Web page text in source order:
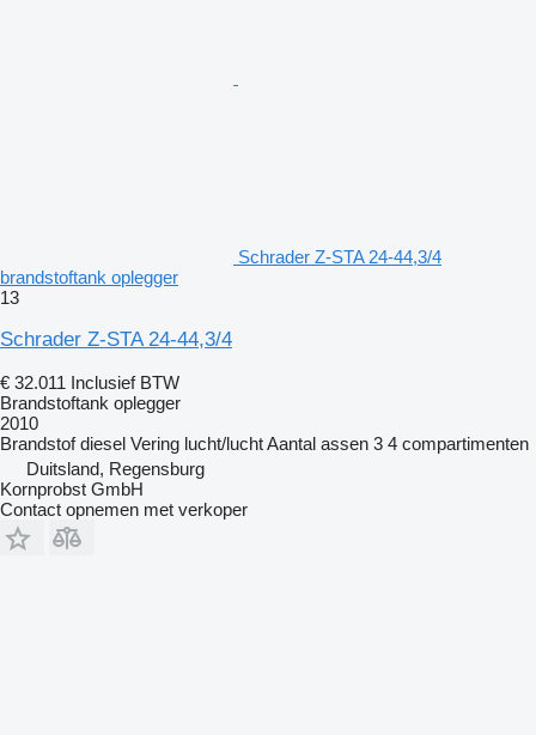
Schrader Z-STA 24-44,3/4
brandstoftank oplegger
13
Schrader Z-STA 24-44,3/4
€ 32.011 Inclusief BTW
Brandstoftank oplegger
2010
Brandstof diesel Vering lucht/luchtAantal assen 3 4 compartimenten
Duitsland, Regensburg
Kornprobst GmbH
Contact opnemen met verkoper